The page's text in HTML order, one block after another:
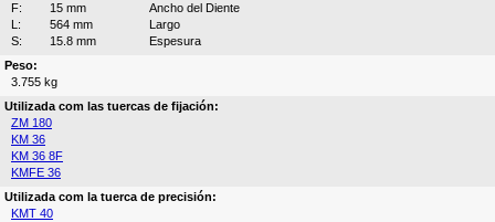
F:
15 mm
Ancho del Diente
L:
564 mm
Largo
S:
15.8 mm
Espesura
Peso:
3.755 kg
Utilizada com las tuercas de fijación:
ZM 180
KM 36
KM 36 8F
KMFE 36
Utilizada com la tuerca de precisión:
KMT 40